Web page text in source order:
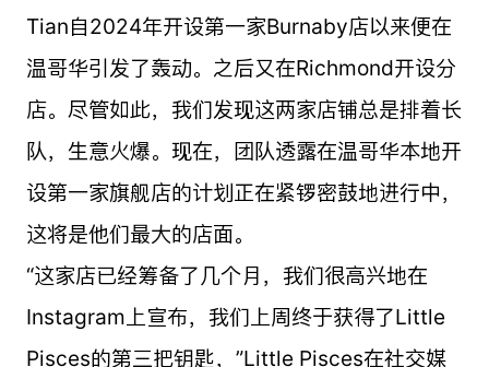
Tian自2024年开设第一家Burnaby店以来便在
温哥华引发了轰动。之后又在Richmond开设分
店。尽管如此，我们发现这两家店铺总是排着长
队，生意火爆。现在，团队透露在温哥华本地开
设第一家旗舰店的计划正在紧锣密鼓地进行中，
这将是他们最大的店面。
“这家店已经筹备了几个月，我们很高兴地在
Instagram上宣布，我们上周终于获得了Little
Pisces的第三把钥匙，”Little Pisces在社交媒